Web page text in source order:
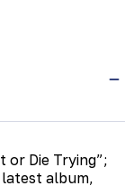
or Die Trying”;
album,